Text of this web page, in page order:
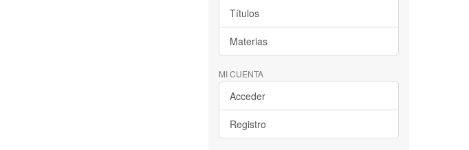
Títulos
Materias
MI CUENTA
Acceder
Registro